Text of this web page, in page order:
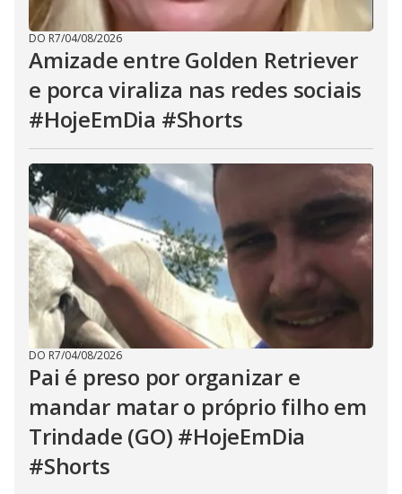
DO R7/04/08/2026
Amizade entre Golden Retriever
e porca viraliza nas redes sociais
#HojeEmDia #Shorts
DO R7/04/08/2026
Pai é preso por organizar e
mandar matar o próprio filho em
Trindade (GO) #HojeEmDia
#Shorts